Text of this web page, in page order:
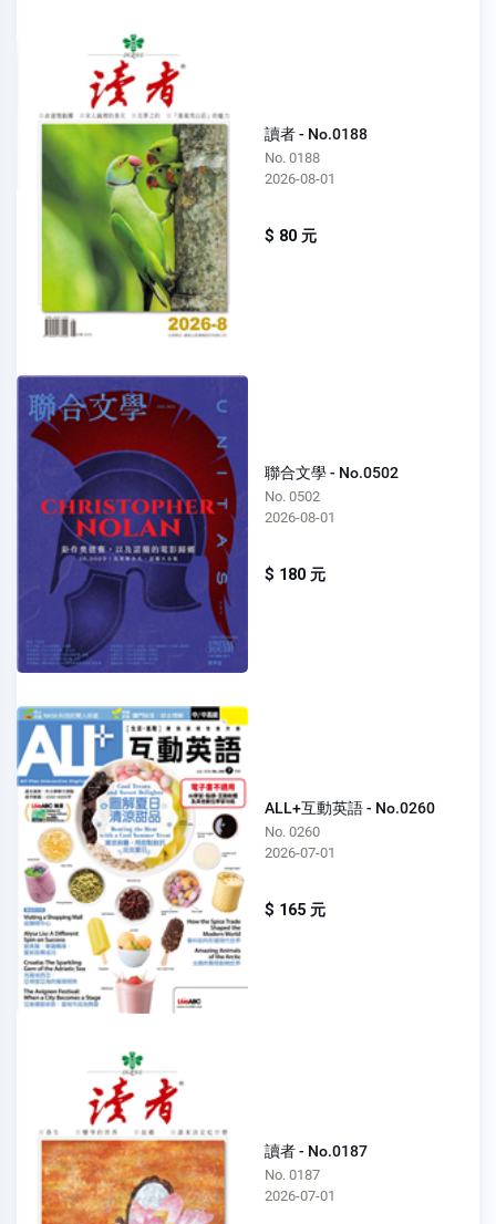
讀者 - No.0188
No. 0188
2026-08-01
$ 80 元
聯合文學 - No.0502
No. 0502
2026-08-01
$ 180 元
ALL+互動英語 - No.0260
No. 0260
2026-07-01
$ 165 元
讀者 - No.0187
No. 0187
2026-07-01